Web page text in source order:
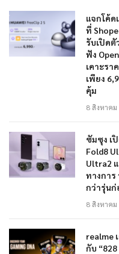
แจกโค้ด
ที่
รับเปิดตั
ฟัง
เคาะรา
เพียง
คุ้ม
8 สิงหาคม
ซัมซุง เ
Fold8
Ultra2
ทางการ
กว่ารุ่นก่
8 สิงหาคม
realme
กับ